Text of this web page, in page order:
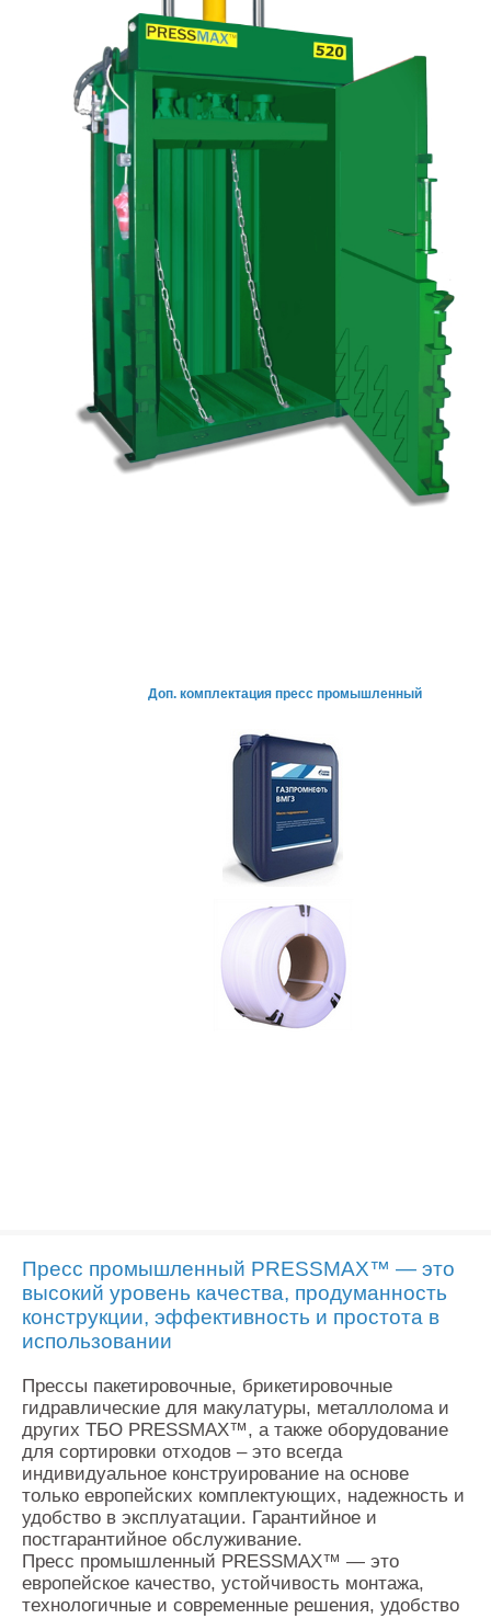
Доп. комплектация пресс промышленный
Пресс промышленный PRESSMAX™ — это
высокий уровень качества, продуманность
конструкции, эффективность и простота в
использовании
Прессы пакетировочные, брикетировочные
гидравлические для макулатуры, металлолома и
других ТБО PRESSMAX™, а также оборудование
для сортировки отходов – это всегда
индивидуальное конструирование на основе
только европейских комплектующих, надежность и
удобство в эксплуатации. Гарантийное и
постгарантийное обслуживание.
Пресс промышленный PRESSMAX™ — это
европейское качество, устойчивость монтажа,
технологичные и современные решения, удобство